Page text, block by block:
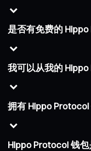
是否有免费的
我可以从我的
拥有 Hippo Protocol
Hippo Protocol 钱